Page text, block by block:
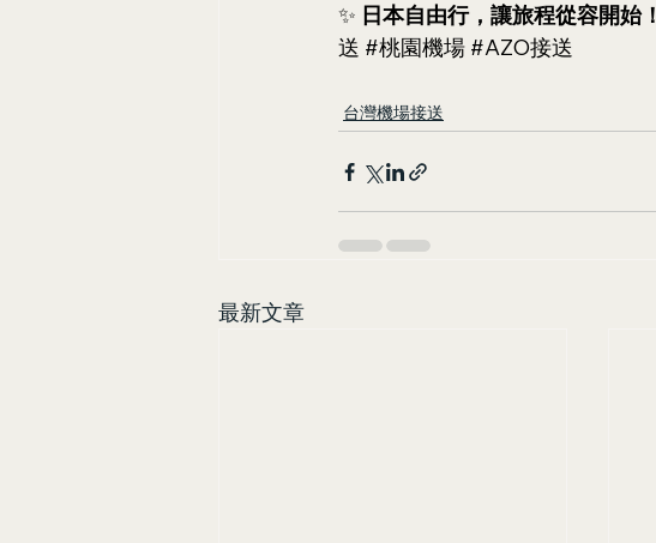
✨ 日本自由行，讓旅程從容開始！
送 #桃園機場 #AZO接送
台灣機場接送
最新文章